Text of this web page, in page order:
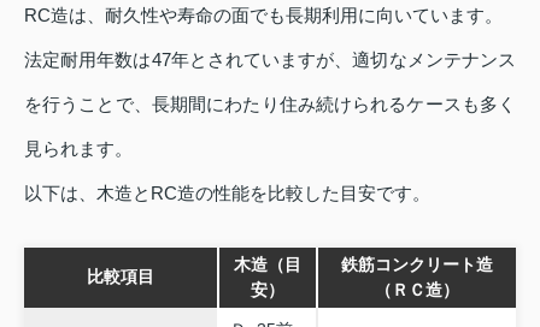
RC造は、耐久性や寿命の面でも長期利用に向いています。
法定耐用年数は47年とされていますが、適切なメンテナンス
を行うことで、長期間にわたり住み続けられるケースも多く
見られます。
以下は、木造とRC造の性能を比較した目安です。
比較項目
木造（目
安）
鉄筋コンクリート造
（ＲＣ造）